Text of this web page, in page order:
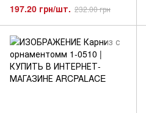
197.20 грн/шт. 232.00 грн